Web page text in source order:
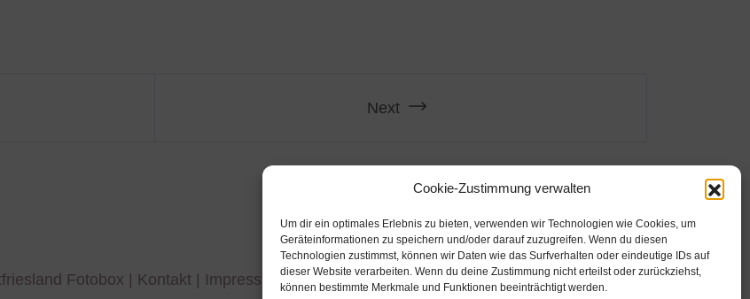
Cookie-Zustimmung verwalten
Um dir ein optimales Erlebnis zu bieten, verwenden wir Technologien wie Cookies, um
Geräteinformationen zu speichern und/oder darauf zuzugreifen. Wenn du diesen
Technologien zustimmst, können wir Daten wie das Surfverhalten oder eindeutige IDs auf
dieser Website verarbeiten. Wenn du deine Zustimmung nicht erteilst oder zurückziehst,
können bestimmte Merkmale und Funktionen beeinträchtigt werden.
Next
Fotobox Kontakt| Impressum| Alle Rechte vorbehalten.